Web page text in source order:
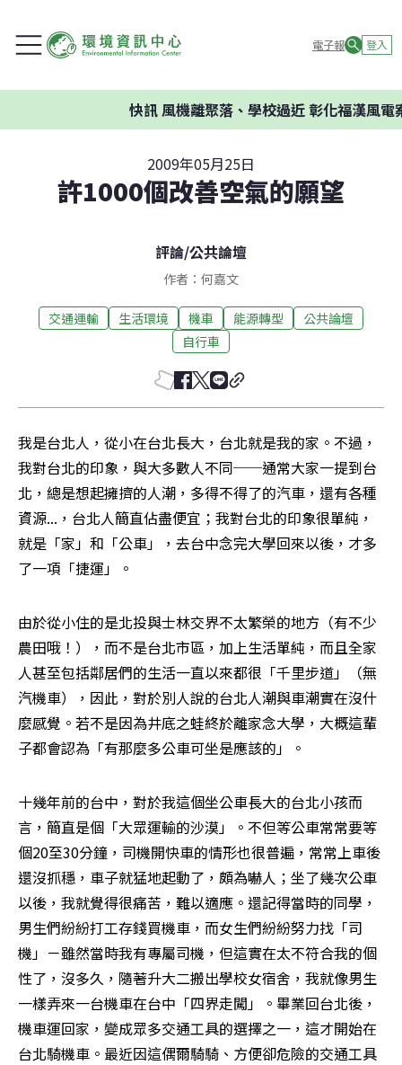
電子報 登入
快訊風機離聚落、學校過近 彰化福漢風電案
2009年05月25日
許1000個改善空氣的願望
評論/公共論壇
作者：何嘉文
交通運輸 生活環境 機車 能源轉型
公共論壇
自行車
我是台北人，從小在台北長大，台北就是我的家。不過，
我對台北的印象，與大多數人不同──通常大家一提到台
北，總是想起擁擠的人潮，多得不得了的汽車，還有各種
資源...，台北人簡直佔盡便宜；我對台北的印象很單純，
就是「家」和「公車」，去台中念完大學回來以後，才多
了一項「捷運」。
由於從小住的是北投與士林交界不太繁榮的地方（有不少
農田哦！），而不是台北市區，加上生活單純，而且全家
人甚至包括鄰居們的生活一直以來都很「千里步道」（無
汽機車），因此，對於別人說的台北人潮與車潮實在沒什
麼感覺。若不是因為井底之蛙終於離家念大學，大概這輩
子都會認為「有那麼多公車可坐是應該的」。
十幾年前的台中，對於我這個坐公車長大的台北小孩而
言，簡直是個「大眾運輸的沙漠」。不但等公車常常要等
個20至30分鐘，司機開快車的情形也很普遍，常常上車後
還沒抓穩，車子就猛地起動了，頗為嚇人；坐了幾次公車
以後，我就覺得很痛苦，難以適應。還記得當時的同學，
男生們紛紛打工存錢買機車，而女生們紛紛努力找「司
機」－雖然當時我有專屬司機，但這實在太不符合我的個
性了，沒多久，隨著升大二搬出學校女宿舍，我就像男生
一樣弄來一台機車在台中「四界走闖」。畢業回台北後，
機車運回家，變成眾多交通工具的選擇之一，這才開始在
台北騎機車。最近因這偶爾騎騎、方便卻危險的交通工具